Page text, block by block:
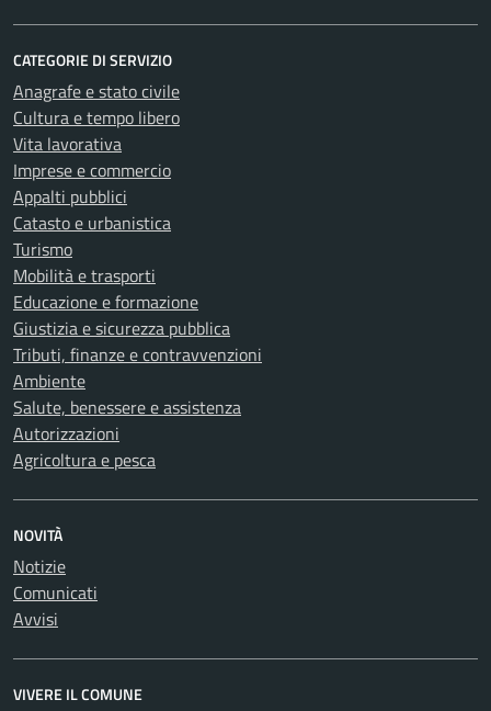
CATEGORIE DI SERVIZIO
Anagrafe e stato civile
Cultura e tempo libero
Vita lavorativa
Imprese e commercio
Appalti pubblici
Catasto e urbanistica
Turismo
Mobilità e trasporti
Educazione e formazione
Giustizia e sicurezza pubblica
Tributi, finanze e contravvenzioni
Ambiente
Salute, benessere e assistenza
Autorizzazioni
Agricoltura e pesca
NOVITÀ
Notizie
Comunicati
Avvisi
VIVERE IL COMUNE